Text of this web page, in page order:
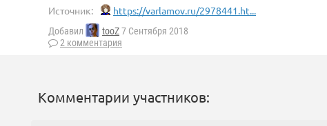
Источник: https://varlamov.ru/2978441.ht...
Добавил tooZ7 Сентября 2018
2 комментария
Комментарии участников: